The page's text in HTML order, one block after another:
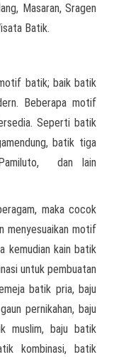
Masaran, Sragen
Batik.
batik; baik batik
Beberapa motif
Seperti batik
batik tiga
dan lain
maka cocok
menyesuaikan motif
kemudian kain batik
untuk pembuatan
batik pria, baju
pernikahan, baju
muslim, baju batik
kombinasi, batik